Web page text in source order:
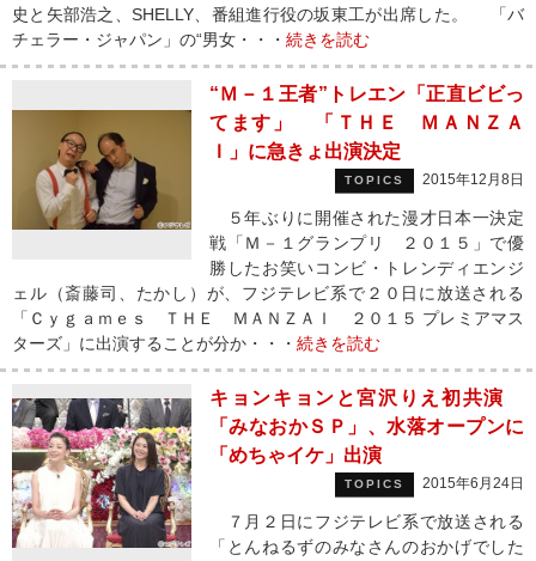
史と矢部浩之、SHELLY、番組進行役の坂東工が出席した。 「バ
チェラー・ジャパン」の“男女・・・ 続きを読む
“Ｍ－１王者”トレエン「正直ビビっ
てます」 「ＴＨＥ ＭＡＮＺＡ
Ｉ」に急きょ出演決定
TOPICS 2015年12月8日
５年ぶりに開催された漫才日本一決定
戦「Ｍ－１グランプリ ２０１５」で優
勝したお笑いコンビ・トレンディエンジ
ェル（斎藤司、たかし）が、フジテレビ系で２０日に放送される
「Ｃｙｇａｍｅｓ ＴＨＥ ＭＡＮＺＡＩ ２０１５ プレミアマス
ターズ」に出演することが分か・・・ 続きを読む
キョンキョンと宮沢りえ初共演
「みなおかＳＰ」、水落オープンに
「めちゃイケ」出演
TOPICS 2015年6月24日
７月２日にフジテレビ系で放送される
「とんねるずのみなさんのおかげでした